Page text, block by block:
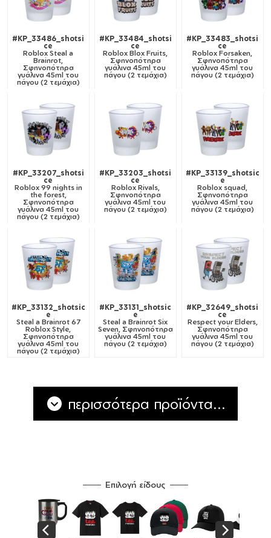
#KP_33486_shotsi
ce
Roblox Steal a
Brainrot,
Σφηνοπότηρα
γυάλινα 45ml του
πάγου (2 τεμάχια)
#KP_33484_shotsi
ce
Roblox Blox Fruits,
Σφηνοπότηρα
γυάλινα 45ml του
πάγου (2 τεμάχια)
#KP_33483_shotsi
ce
Roblox Forsaken,
Σφηνοπότηρα
γυάλινα 45ml του
πάγου (2 τεμάχια)
#KP_33207_shotsi
ce
Roblox 99 nights in
the forest,
Σφηνοπότηρα
γυάλινα 45ml του
πάγου (2 τεμάχια)
#KP_33203_shotsi
ce
Roblox Rivals,
Σφηνοπότηρα
γυάλινα 45ml του
πάγου (2 τεμάχια)
#KP_33139_shotsic
e
Roblox squad,
Σφηνοπότηρα
γυάλινα 45ml του
πάγου (2 τεμάχια)
#KP_33132_shotsic
e
Steal a Brainrot 67
Roblox Style,
Σφηνοπότηρα
γυάλινα 45ml του
πάγου (2 τεμάχια)
#KP_33131_shotsic
e
Steal a Brainrot Six
Seven, Σφηνοπότηρα
γυάλινα 45ml του
πάγου (2 τεμάχια)
#KP_32649_shotsi
ce
Respect your Elders,
Σφηνοπότηρα
γυάλινα 45ml του
πάγου (2 τεμάχια)
περισσότερα προϊόντα...
Επιλογή είδους